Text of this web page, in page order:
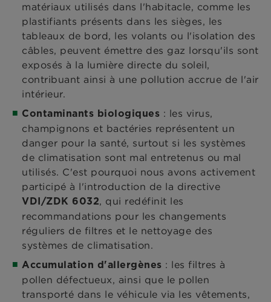
matériaux utilisés dans l'habitacle, comme les
plastifiants présents dans les sièges, les
tableaux de bord, les volants ou l'isolation des
câbles, peuvent émettre des gaz lorsqu'ils sont
exposés à la lumière directe du soleil,
contribuant ainsi à une pollution accrue de l'air
intérieur.
Contaminants biologiques : les virus,
champignons et bactéries représentent un
danger pour la santé, surtout si les systèmes
de climatisation sont mal entretenus ou mal
utilisés. C'est pourquoi nous avons activement
participé à l'introduction de la directive
VDI/ZDK 6032, qui redéfinit les
recommandations pour les changements
réguliers de filtres et le nettoyage des
systèmes de climatisation.
Accumulation d'allergènes : les filtres à
pollen défectueux, ainsi que le pollen
transporté dans le véhicule via les vêtements,